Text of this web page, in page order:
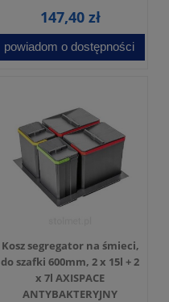
147,40 zł
powiadom o dostępności
Kosz segregator na śmieci,
do szafki 600mm, 2 x 15l + 2
x 7l AXISPACE
ANTYBAKTERYJNY